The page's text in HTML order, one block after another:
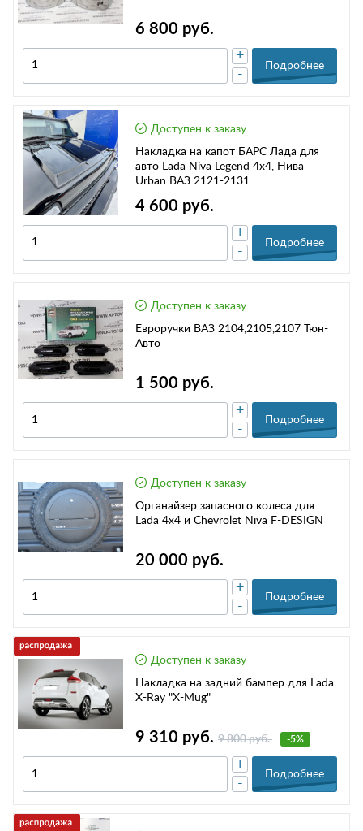
6 800 руб.
-
+
Подробнее
Доступен к заказу
Накладка на капот БАРС Лада для
авто Lada Niva Legend 4x4, Нива
Urban ВАЗ 2121-2131
4 600 руб.
-
+
Подробнее
Доступен к заказу
Евроручки ВАЗ 2104,2105,2107 Тюн-
Авто
1 500 руб.
-
+
Подробнее
Доступен к заказу
Органайзер запасного колеса для
Lada 4x4 и Chevrolet Niva F-DESIGN
20 000 руб.
-
+
Подробнее
Доступен к заказу
Накладка на задний бампер для Lada
X-Ray "X-Mug"
9 310 руб. 9 800 руб. -5%
-
+
Подробнее